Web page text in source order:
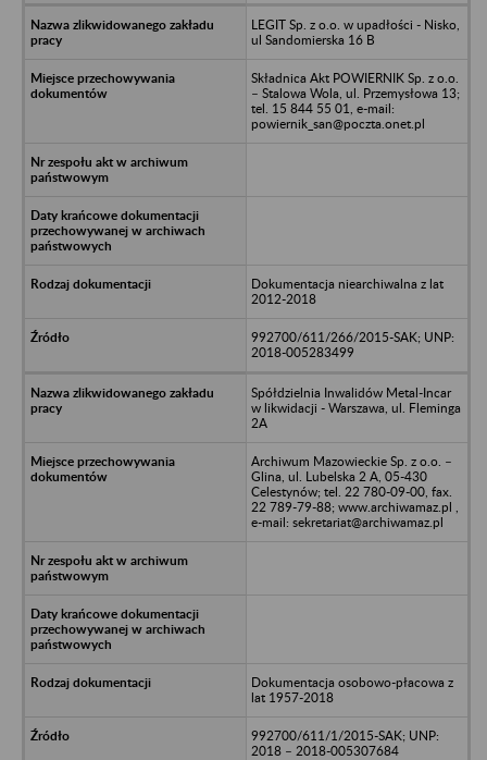
LEGIT Sp. z o.o. w upadłości - Nisko,
ul Sandomierska 16 B
Składnica Akt POWIERNIK Sp. z o.o.
– Stalowa Wola, ul. Przemysłowa 13;
tel. 15 844 55 01, e-mail:
powiernik_san@poczta.onet.pl
Dokumentacja niearchiwalna z lat
2012-2018
992700/611/266/2015-SAK; UNP:
2018-005283499
Spółdzielnia Inwalidów Metal-Incar
w likwidacji - Warszawa, ul. Fleminga
2A
Archiwum Mazowieckie Sp. z o.o. –
Glina, ul. Lubelska 2 A, 05-430
Celestynów; tel. 22 780-09-00, fax.
22 789-79-88; www.archiwamaz.pl ,
e-mail: sekretariat@archiwamaz.pl
Dokumentacja osobowo-płacowa z
lat 1957-2018
992700/611/1/2015-SAK; UNP:
2018 – 2018-005307684